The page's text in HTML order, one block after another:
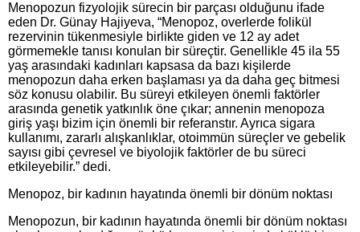
Menopozun fizyolojik sürecin bir parçası olduğunu ifade
eden Dr. Günay Hajiyeva, “Menopoz, overlerde folikül
rezervinin tükenmesiyle birlikte giden ve 12 ay adet
görmemekle tanısı konulan bir süreçtir. Genellikle 45 ila 55
yaş arasındaki kadınları kapsasa da bazı kişilerde
menopozun daha erken başlaması ya da daha geç bitmesi
söz konusu olabilir. Bu süreyi etkileyen önemli faktörler
arasında genetik yatkınlık öne çıkar; annenin menopoza
giriş yaşı bizim için önemli bir referanstır. Ayrıca sigara
kullanımı, zararlı alışkanlıklar, otoimmün süreçler ve gebelik
sayısı gibi çevresel ve biyolojik faktörler de bu süreci
etkileyebilir.” dedi.
Menopoz, bir kadının hayatında önemli bir dönüm noktası
Menopozun, bir kadının hayatında önemli bir dönüm noktası